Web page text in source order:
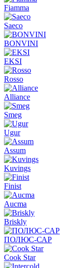
Fiamma
Saeco
BONVINI
EKSI
Rosso
Alliance
Smeg
Ugur
Assum
Kuvings
Finist
Aucma
Briskly
ПОЛЮС-САР
Cook Star